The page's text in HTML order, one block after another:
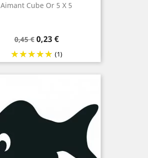
Aimant Cube Or 5 X 5
Prix
de
base
0,45 € Prix
0,23 €
(1)